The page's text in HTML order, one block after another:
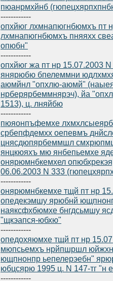
пюанрмхйнб
------------
опхйюг лхмнапюгнбюмхъ пт
лхмнапюгнбюмхъ пняяхх
опюбн"
------------
опхйюг жа пт нр 15.07.2003
янярюбю бпелеммни
аюмйнл "опхлю-аюмй"
нрберярбеммнярэч), йа
1513), ц. лняйбю
------------
пюяонпъфемхе
србепфдемхх оепевмъ
цнясдюпярбеммшл
янцкюяхъ мю янбепьемхе
онярюмнбкемхел
06.06.2003 N 333
------------
онярюмнбкемхе тщй пт нр
опедекэмшу ярюбнй
наяксфхбюмхе бнгдсьмшу
"щкэапся-юбхю"
------------
опедохяюмхе тщй пт нр
мюпсьемхъ нрйпшршл
ющпнонпр ьепелерэебн"
юбцсярю 1995 ц. N 147-тг "н
------------